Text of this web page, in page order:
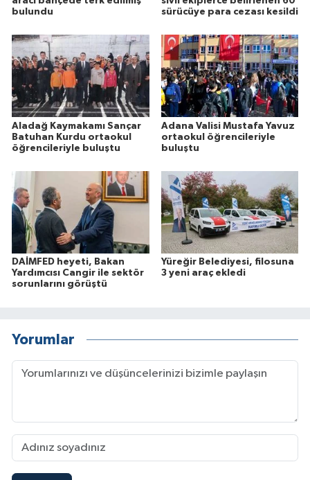
bulundu
sürücüye para cezası kesildi
Aladağ Kaymakamı Sançar
Batuhan Kurdu ortaokul
öğrencileriyle buluştu
Adana Valisi Mustafa Yavuz
ortaokul öğrencileriyle
buluştu
DAİMFED heyeti, Bakan
Yardımcısı Cangir ile sektör
sorunlarını görüştü
Yüreğir Belediyesi, filosuna
3 yeni araç ekledi
Yorumlar